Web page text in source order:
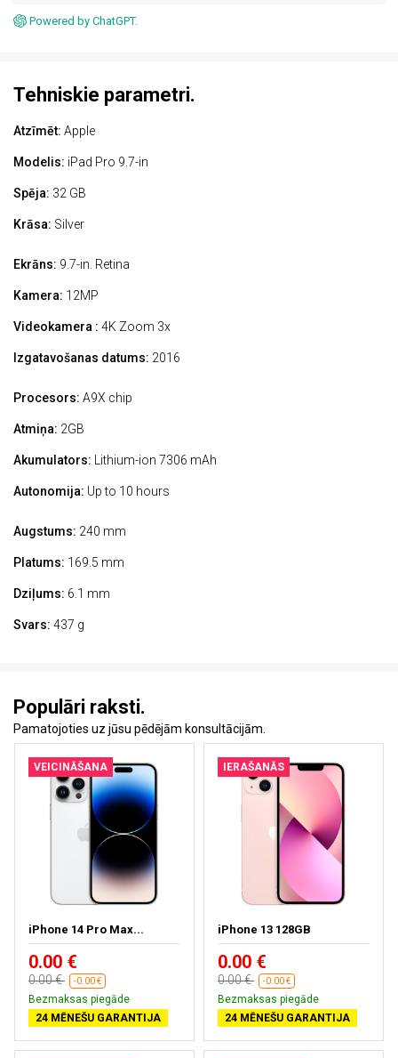
Powered by ChatGPT.
Tehniskie parametri.
Atzīmēt: Apple
Modelis: iPad Pro 9.7-in
Spēja: 32 GB
Krāsa: Silver
Ekrāns: 9.7-in. Retina
Kamera: 12MP
Videokamera : 4K Zoom 3x
Izgatavošanas datums: 2016
Procesors: A9X chip
Atmiņa: 2GB
Akumulators: Lithium-ion 7306 mAh
Autonomija: Up to 10 hours
Augstums: 240 mm
Platums: 169.5 mm
Dziļums: 6.1 mm
Svars: 437 g
Populāri raksti.
Pamatojoties uz jūsu pēdējām konsultācijām.
VEICINĀŠANA
iPhone 14 Pro Max...
0.00 €
0.00 € -0.00 €
Bezmaksas piegāde
24 MĒNEŠU GARANTIJA
IERAŠANĀS
iPhone 13 128GB
0.00 €
0.00 € -0.00 €
Bezmaksas piegāde
24 MĒNEŠU GARANTIJA